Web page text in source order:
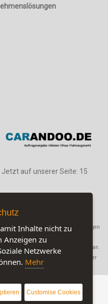
Jetzt auf unserer Seite: 15
Namen und Warenbezeichnungen
Firmen.
AGB Datenschutzerklärung
an.
die durch den Gebrauch dieser
Inhalte nicht zu
Anzeigen zu
Netzwerke
Mehr
Customise Cookies